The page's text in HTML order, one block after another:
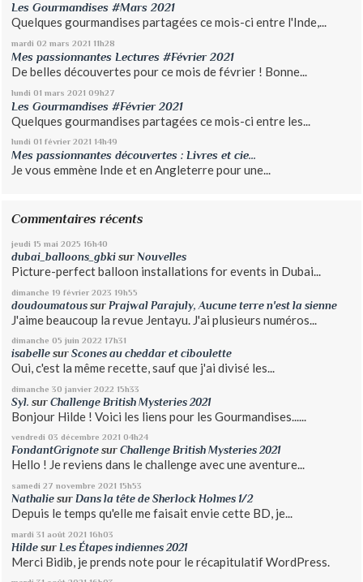
Les Gourmandises #Mars 2021
Quelques gourmandises partagées ce mois-ci entre l'Inde,...
mardi 02 mars 2021 11h28
Mes passionnantes Lectures #Février 2021
De belles découvertes pour ce mois de février ! Bonne...
lundi 01 mars 2021 09h27
Les Gourmandises #Février 2021
Quelques gourmandises partagées ce mois-ci entre les...
lundi 01 février 2021 14h49
Mes passionnantes découvertes : Livres et cie...
Je vous emmène Inde et en Angleterre pour une...
Commentaires récents
jeudi 15 mai 2025 16h40
dubai_balloons_gbki surNouvelles
Picture-perfect balloon installations for events in Dubai...
dimanche 19 février 2023 19h55
doudoumatous sur Prajwal Parajuly, Aucune terre n'est la sienne
J'aime beaucoup la revue Jentayu. J'ai plusieurs numéros...
dimanche 05 juin 2022 17h31
isabelle surScones au cheddar et ciboulette
Oui, c'est la même recette, sauf que j'ai divisé les...
dimanche 30 janvier 2022 15h33
Syl. surChallenge British Mysteries 2021
Bonjour Hilde ! Voici les liens pour les Gourmandises......
vendredi 03 décembre 2021 04h24
FondantGrignote surChallenge British Mysteries 2021
Hello ! Je reviens dans le challenge avec une aventure...
samedi 27 novembre 2021 15h53
Nathalie surDans la tête de Sherlock Holmes 1/2
Depuis le temps qu'elle me faisait envie cette BD, je...
mardi 31 août 2021 16h03
Hilde sur Les Étapes indiennes 2021
Merci Bidib, je prends note pour le récapitulatif WordPress.